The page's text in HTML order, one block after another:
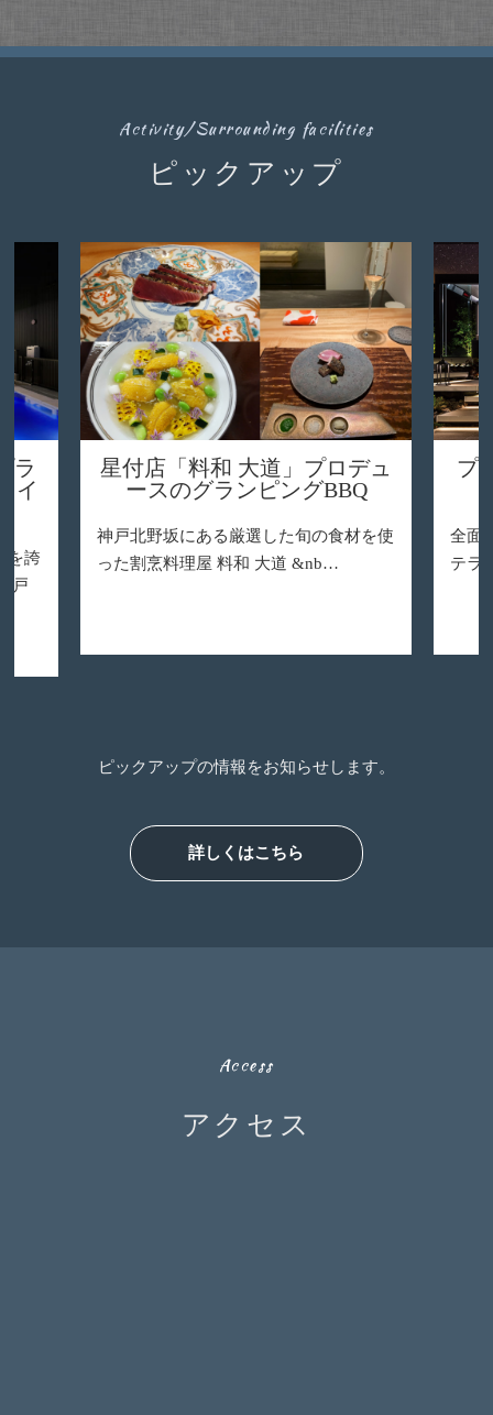
Activity/Surrounding facilities
ピックアップ
ュ
プライベートガーデン「ヒカ
リのテラス」のご紹介
全面ガラス張りの究極の離れ。ヒカリの
テラスのご紹介 参照元：https:/…
自
食材
庫県
ピックアップの情報をお知らせします。
詳しくはこちら
Access
アクセス